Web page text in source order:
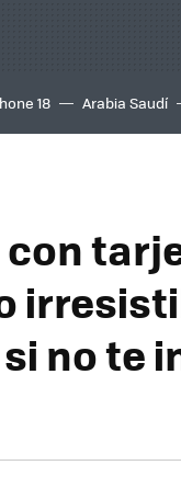
18 Arabia Saudí
no te